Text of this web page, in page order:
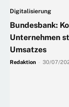
Digitalisierung
Bundesbank:
Unternehmen
Umsatzes
Redaktion 30/07/